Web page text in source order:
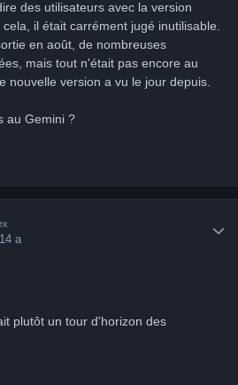
des utilisateurs avec la version
il était carrément jugé inutilisable.
en août, de nombreuses
mais tout n'était pas encore au
nouvelle version a vu le jour depuis.
au Gemini ?
14 a
plutôt un tour d'horizon des